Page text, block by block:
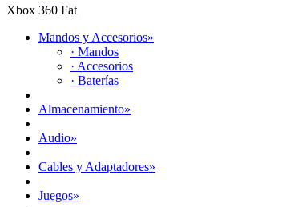
Xbox 360 Fat
Mandos y Accesorios»
· Mandos
· Accesorios
· Baterías
Almacenamiento»
Audio»
Cables y Adaptadores»
Juegos»